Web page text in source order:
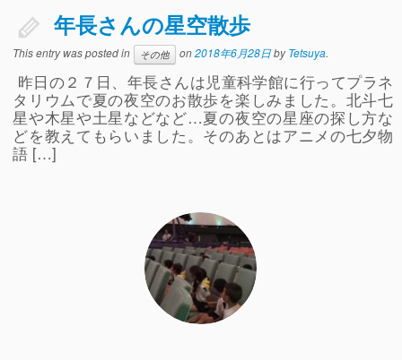
通園について
事故や怪我について
卒園児進路
お知らせ
給食日記
2歳児クラス(ももたろうクラブ)
募集概要(2歳児クラス)
年長さんの星空散歩
This entry was posted in その他 on2018年6月28日byTetsuya.
昨日の２７日、年長さんは児童科学館に行ってプラネ
タリウムで夏の夜空のお散歩を楽しみました。北斗七
星や木星や土星などなど…夏の夜空の星座の探し方な
どを教えてもらいました。そのあとはアニメの七夕物
語 […]